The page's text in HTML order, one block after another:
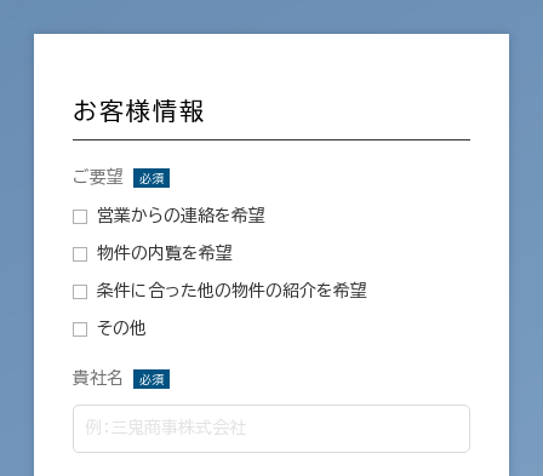
お客様情報
ご要望 必須
営業からの連絡を希望
物件の内覧を希望
条件に合った他の物件の紹介を希望
その他
貴社名 必須